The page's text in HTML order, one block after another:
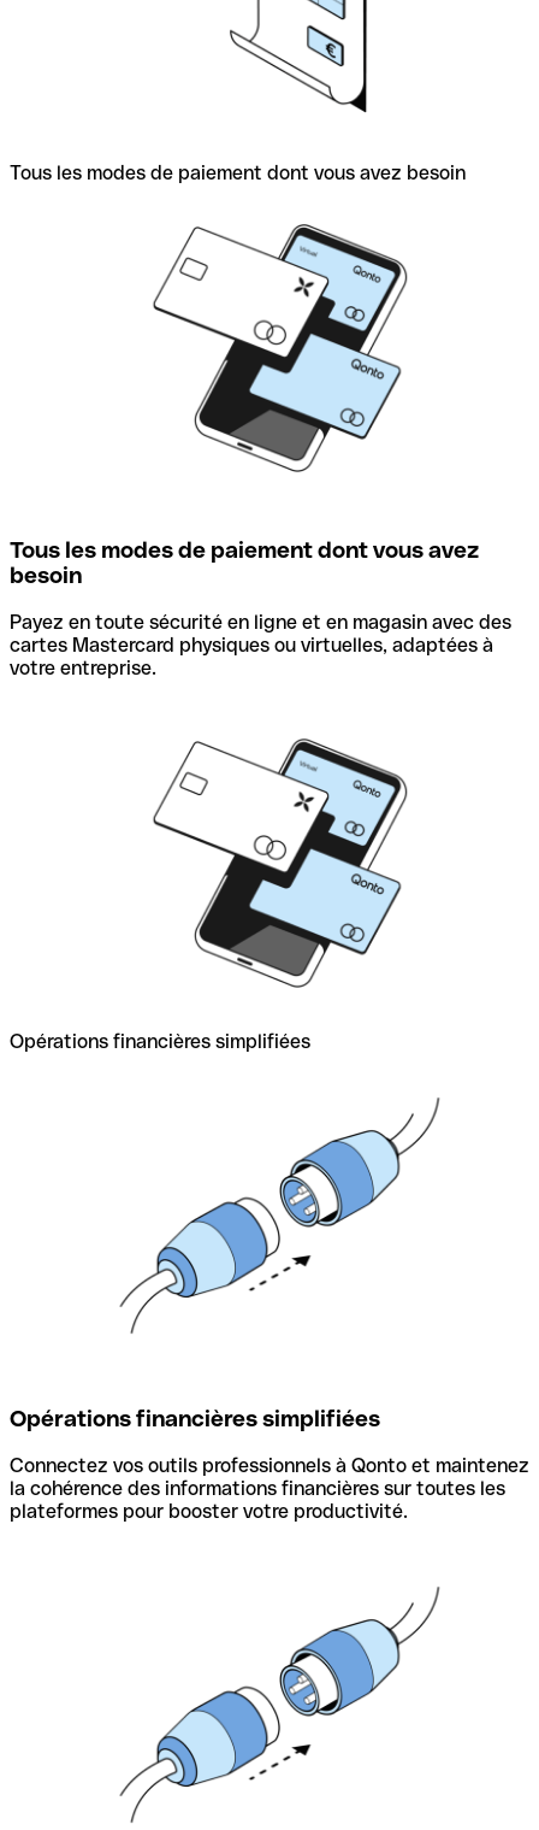
Tous les modes de paiement dont vous avez besoin
Tous les modes de paiement dont vous avez
besoin
Payez en toute sécurité en ligne et en magasin avec des
cartes Mastercard physiques ou virtuelles, adaptées à
votre entreprise.
Opérations financières simplifiées
Opérations financières simplifiées
Connectez vos outils professionnels à Qonto et maintenez
la cohérence des informations financières sur toutes les
plateformes pour booster votre productivité.